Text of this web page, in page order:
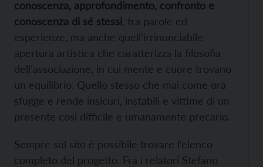
conoscenza, approfondimento, confronto e
conoscenza di sé stessi , fra parole ed
esperienze, ma anche quell’irrinunciabile
apertura artistica che caratterizza la filosofia
dell’associazione, in cui mente e cuore trovano
un equilibrio. Quello stesso che mai come ora
sfugge e rende insicuri, instabili e vittime di un
presente così difficile e umanamente precario.
Sempre sul sito è possibile trovare l’elenco
completo del progetto. Fra i relatori Stefano